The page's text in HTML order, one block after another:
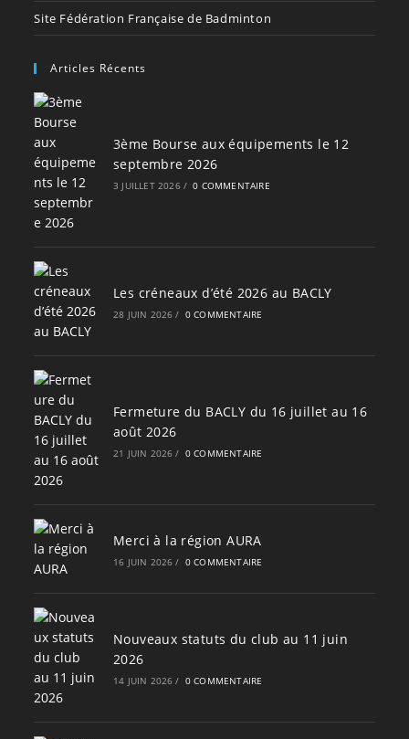
Site Fédération Française de Badminton
Articles Récents
3ème Bourse aux équipements le 12
septembre 2026
3 JUILLET 2026 / 0 COMMENTAIRE
Les créneaux d’été 2026 au BACLY
28 JUIN 2026 / 0 COMMENTAIRE
Fermeture du BACLY du 16 juillet au 16
août 2026
21 JUIN 2026 / 0 COMMENTAIRE
Merci à la région AURA
16 JUIN 2026 / 0 COMMENTAIRE
Nouveaux statuts du club au 11 juin
2026
14 JUIN 2026 / 0 COMMENTAIRE